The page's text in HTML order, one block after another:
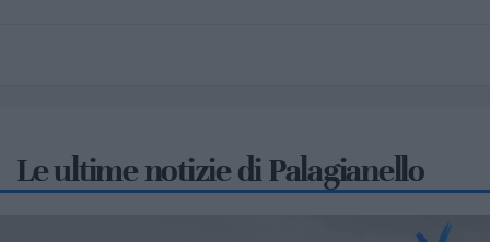
Le ultime notizie di Palagianello